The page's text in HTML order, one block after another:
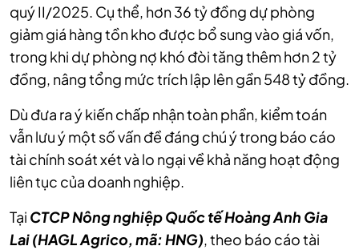
quý II/2025. Cụ thể, hơn 36 tỷ đồng dự phòng
giảm giá hàng tồn kho được bổ sung vào giá vốn,
trong khi dự phòng nợ khó đòi tăng thêm hơn 2 tỷ
đồng, nâng tổng mức trích lập lên gần 548 tỷ đồng.
Dù đưa ra ý kiến chấp nhận toàn phần, kiểm toán
vẫn lưu ý một số vấn đề đáng chú ý trong báo cáo
tài chính soát xét và lo ngại về khả năng hoạt động
liên tục của doanh nghiệp.
Tại CTCP Nông nghiệp Quốc tế Hoàng Anh Gia
Lai (HAGL Agrico, mã: HNG), theo báo cáo tài